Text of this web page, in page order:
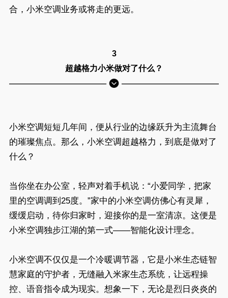
合，小米空调业务或将走的更远。
3
超越格力小米做对了什么？
小米空调短短几年间，便从行业的边缘跃升为主流舞台
的璀璨焦点。那么，小米空调超越格力，到底是做对了
什么？
当你坐在办公室，轻声对着手机说：“小爱同学，把家
里的空调调到25度。”家中的小米空调仿佛心有灵犀，
缓缓启动，待你归家时，迎接你的是一室清凉。这便是
小米空调独步江湖的第一式——智能化设计理念。
小米空调不仅仅是一个冷暖调节器，它是小米生态链智
慧家庭的守护者，无缝融入米家生态系统，让远程操
控、语音指令成为现实。想象一下，无论是烈日炎炎的